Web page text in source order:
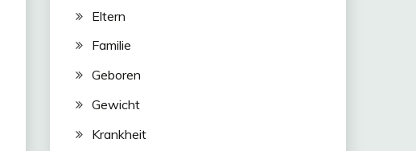
Eltern
Familie
Geboren
Gewicht
Krankheit